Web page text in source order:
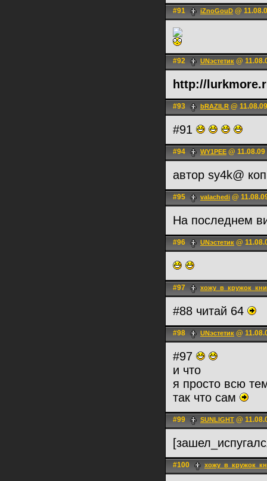
#91 iZnoGouD @
#92 UNэстетик @
http://
#93 bRAZILR @
#91
#94 WY1PEE @
автор sy4k@
#95 valachedi @
На последнем
#96 UNэстетик @
#97
#88 читай 64
#98 UNэстетик @
#97
и что
я просто всю
так что сам
#99 SUNLIGHT @
#100